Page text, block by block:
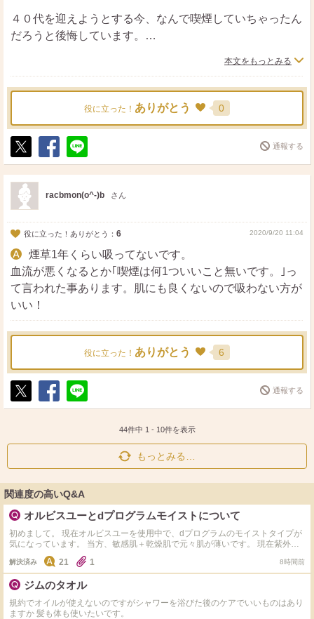
４０代を迎えようとする今、なんで喫煙していちゃったん
だろうと後悔しています。
スキンケアで護れていることは素敵ですが、そんなにも護
らなくてもシンプルで良いのが卒煙！！禁煙！！です！！
常温のミネラルウォーターなど飲めば肌は綺麗になりま
す。
頭皮マッサージは良いことですが、クレンジングの時のマ
ッサージやスキンケア時のマッサージほど数年後に老化の
原因になります。
結構YouTubeなどでマッサージしてる方を見受けるので、
やっている方が多いのですが美容外科の先生はしないのが
正解！！
マッサージはプロに任せる！！
煙草をやめてからスキンケアで色々試してきましたが
最終的にシンプルケアに落ち着きました。
数年後、数十年後の体のことやコロナで危険なのは喫煙者
本文をもっとみる
役に立った！ ありがとう 0
ポ
ス
ト
シ
ェ
送
る
通報する
racbmon(o^-)b さん
役に立った！ありがとう： 6 2020/9/20 11:04
煙草1年くらい吸ってないです。
血流が悪くなるとか｢喫煙は何1ついいこと無いです。｣っ
て言われた事あります。肌にも良くないので吸わない方が
いい！
役に立った！ ありがとう 6
ポ
シ
送
通報する
44件中 1 - 10件を表示
もっとみる…
関連度の高いQ&A
オルビスユーとdプログラムモイストについて
初めまして。 現在オルビスユーを使用中で、dプログラムのモイストタイプが
気になっています。 当方、敏感肌＋乾燥肌で元々肌が薄いです。 現在紫外線
の影響で肌表面のキメが乱れ透明感も低下中。 オルビスユーを使っていて大
きな不満はないのですが、若干てかりや表面のべたっとした感じが気になるか
なぁ。という感じです。 dプログラムはサンプルをいただき使用したところ、
オルビスユーに比べるとなんとなく肌がふっくらして、でもベタつかず潤って
る…かなぁ。という感想でした。 どちらも使ったことがあるという方がいた
ら、おすすめポイントなど教えていただけると嬉しいです。
解決済み 21 1 8時間前
ジムのタオル
規約でオイルが使えないのですがシャワーを浴びた後のケアでいいものはあり
ますか 髪も体も使いたいです。